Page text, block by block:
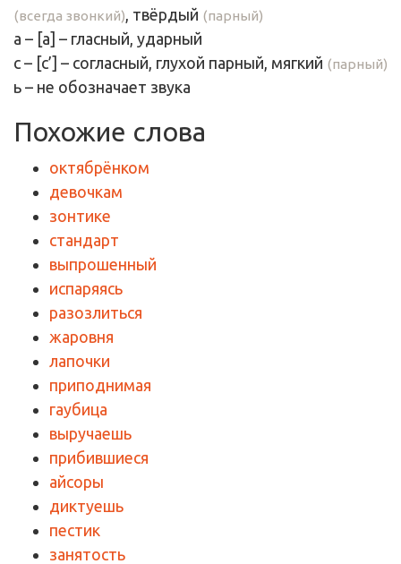
(всегда звонкий) твёрдый (парный)
а – [а] – гласный , ударный
с – [с’] – согласный, глухой парный, мягкий (парный)
ь – не обозначает звука
Похожие слова
октябрёнком
девочкам
зонтике
стандарт
выпрошенный
испаряясь
разозлиться
жаровня
лапочки
приподнимая
гаубица
выручаешь
прибившиеся
айсоры
диктуешь
пестик
занятость